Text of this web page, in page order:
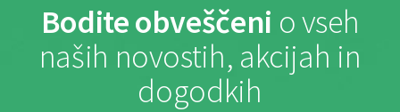
Bodite obveščeni o vseh
naših novostih, akcijah in
dogodkih